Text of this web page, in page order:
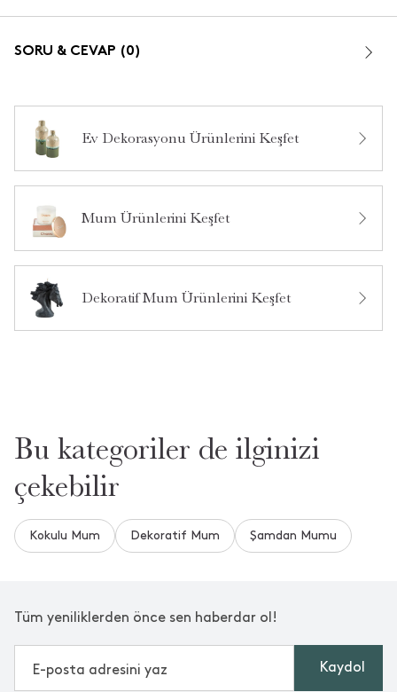
SORU & CEVAP (0)
Bu ürün hakkında daha önce hiç soru sorulmamış.
Ürün Hakkında Soru Sor
Ev Dekorasyonu Ürünlerini Keşfet
Mum Ürünlerini Keşfet
Dekoratif Mum Ürünlerini Keşfet
Bu kategoriler de ilginizi
çekebilir
Kokulu Mum Dekoratif Mum Şamdan Mumu
Tüm yeniliklerden önce sen haberdar ol!
Kaydol